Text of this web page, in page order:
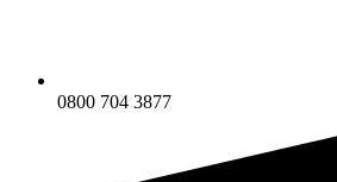
0800 704 3877